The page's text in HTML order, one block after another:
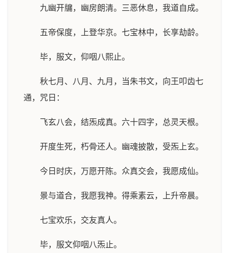
九幽开牖，幽房朗清。三恶休息，我道自成。
五帝保度，上登华京。七宝林中，长享劫龄。
毕，服文，仰咽八熙止。
秋七月、八月、九月，当朱书文，向王叩齿七
通，咒日：
飞玄八会，结炁成真。六十四字，总灵天根。
开度生死，朽骨还人。幽魂披散，受炁上玄。
今日时庆，万愿开陈。众真交会，我愿成仙。
景与道合，我愿我神。得乘素云，上升帝晨。
七宝欢乐，交友真人。
毕，服文仰咽八炁止。